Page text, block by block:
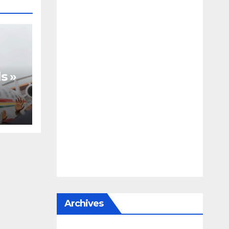
»
Archives